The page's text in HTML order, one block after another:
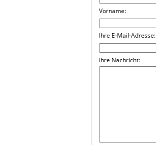
Vorname:
Ihre E-Mail-Adresse:
Ihre Nachricht: